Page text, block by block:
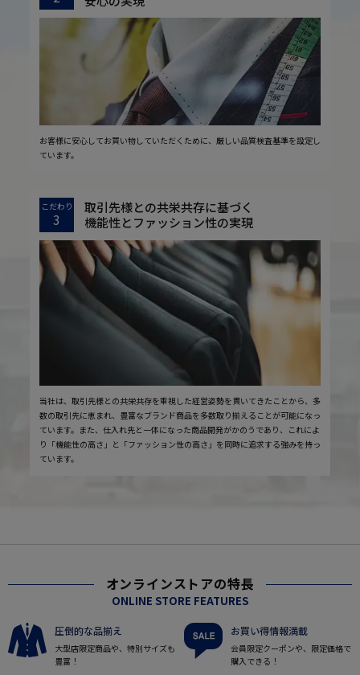
お客様に安心してお買い物していただくために、厳しい品質検査基準を設定し
ています。
こだわり
3
取引先様との共栄共存に基づく
機能性とファッション性の実現
当社は、取引先様との共栄共存を重視した経営姿勢を貫いてきたことから、多
数の取引先に恵まれ、豊富なブランド商品を多数取り揃えることが可能になっ
ています。また、仕入れ先と一体になった商品開発がかのうであり、これによ
り「機能性の高さ」と「ファッション性の高さ」を同時に追求する強みを持っ
ています。
オンラインストアの特長
ONLINE STORE FEATURES
圧倒的な品揃え
大型店限定商品や、特別サイズも
豊富！
お買い得情報満載
会員限定クーポンや、限定価格で
購入できる！